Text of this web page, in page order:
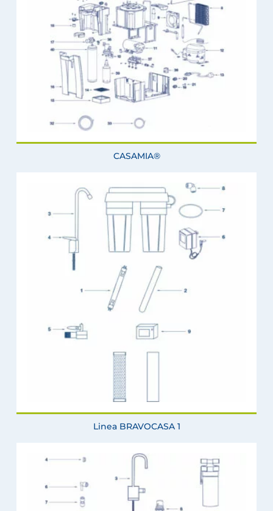
CASAMIA®
Linea BRAVOCASA 1